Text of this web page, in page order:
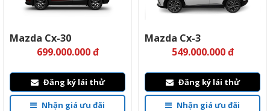
Mazda Cx-30
699.000.000 đ
Đăng ký lái thử
Nhận giá ưu đãi
Mazda Cx-3
549.000.000 đ
Đăng ký lái thử
Nhận giá ưu đãi